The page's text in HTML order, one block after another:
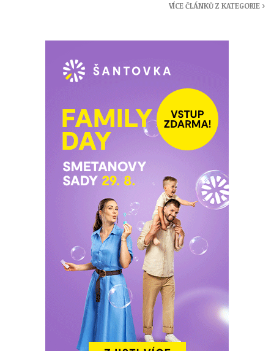
VÍCE ČLÁNKŮ Z KATEGORIE ›